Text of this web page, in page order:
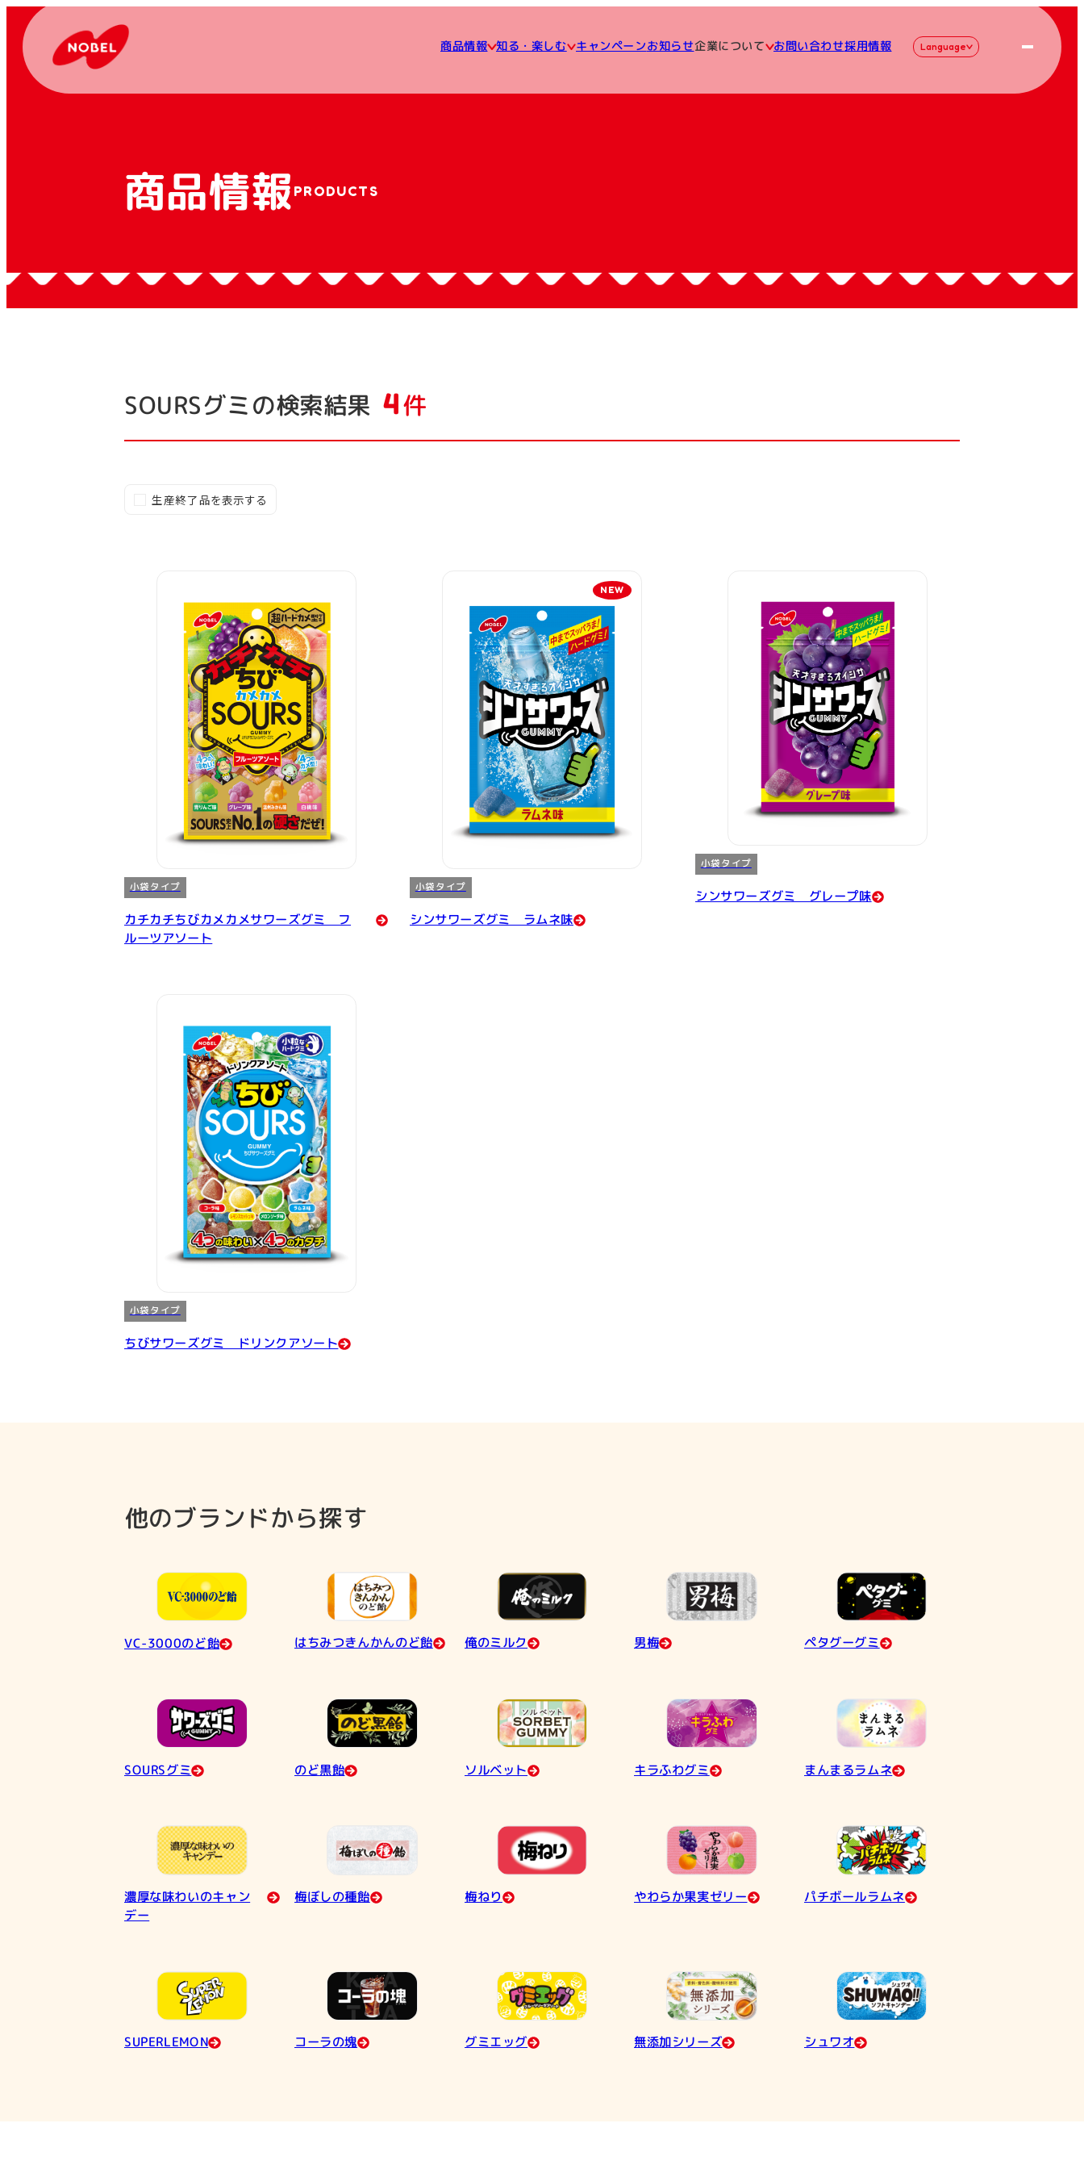
商品情報 知る・楽しむ キャンペーンお知らせ企業について お問い合わせ採用情報 Language
商品情報PRODUCTS
SOURSグミの検索結果 4件
生産終了品を表示する
小袋タイプ
カチカチちびカメカメサワーズグミ フ
ルーツアソート
NEW
小袋タイプ
シンサワーズグミ ラムネ味
小袋タイプ
シンサワーズグミ グレープ味
小袋タイプ
ちびサワーズグミ ドリンクアソート
他のブランドから探す
VC-3000のど飴 はちみつきんかんのど飴 俺のミルク 男梅 ペタグーグミ
SOURSグミ のど黒飴 ソルベット キラふわグミ まんまるラムネ
濃厚な味わいのキャン
デー
梅ぼしの種飴 梅ねり やわらか果実ゼリー パチボールラムネ
SUPERLEMON コーラの塊 グミエッグ 無添加シリーズ シュワオ